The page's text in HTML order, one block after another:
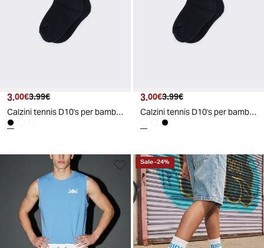
Prezzo attuale
3.00€ Prezzo originale
3.99€
Calzini tennis D10's per bambini - Nero-blu
Prezzo attuale
3.00€ Prezzo originale
3.99€
Calzini tennis D10's per bambini - Nero giallo
Sale-24%